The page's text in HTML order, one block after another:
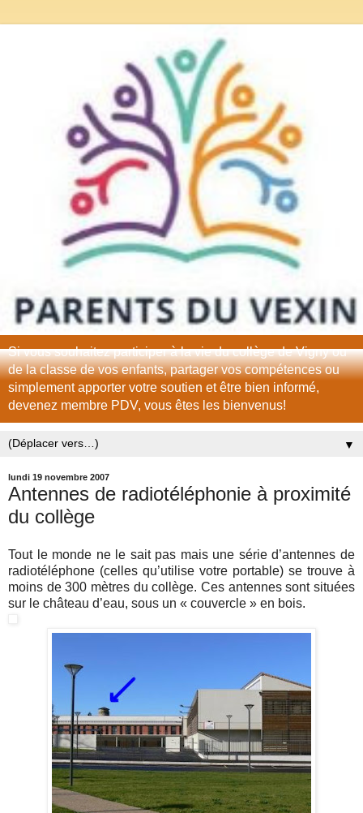
Si vous souhaitez participer à la vie du collège de Vigny ou
de la classe de vos enfants, partager vos compétences ou
simplement apporter votre soutien et être bien informé,
devenez membre PDV, vous êtes les bienvenus!
▼
lundi 19 novembre 2007
Antennes de radiotéléphonie à proximité
du collège
Tout le monde ne le sait pas mais une série d’antennes de
radiotéléphone (celles qu’utilise votre portable) se trouve à
moins de 300 mètres du collège. Ces antennes sont situées
sur le château d’eau, sous un « couvercle » en bois.